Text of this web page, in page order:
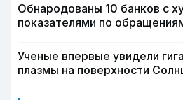
Обнародованы 10 банков с
показателями по
Ученые впервые увидели
плазмы на поверхности